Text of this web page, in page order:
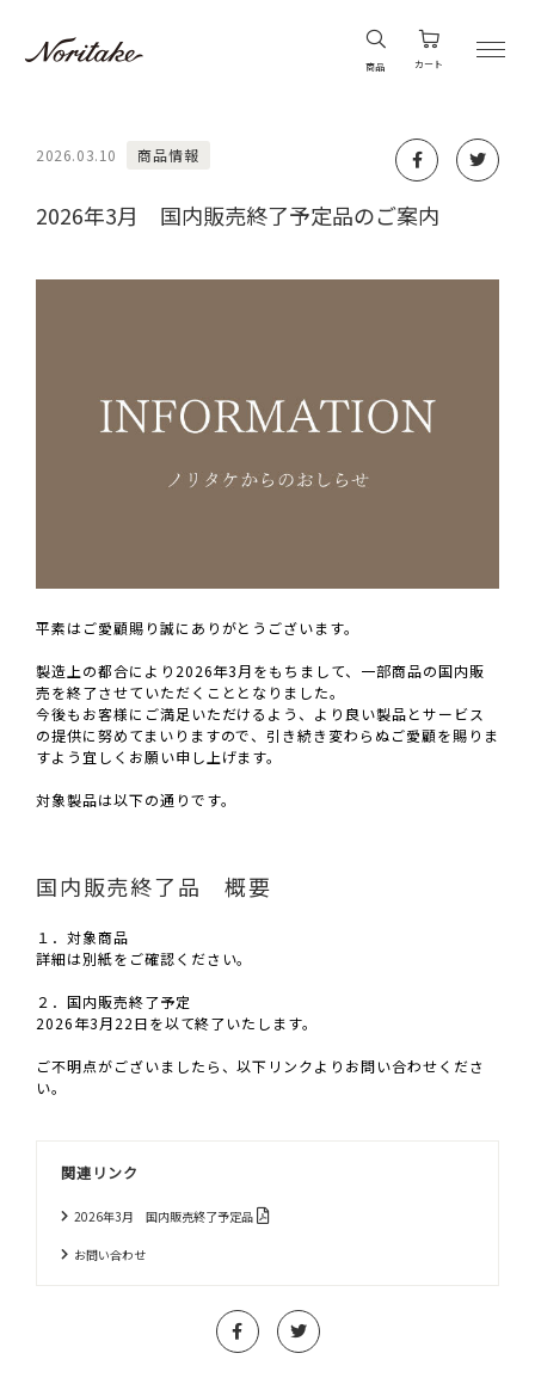
商品 カート
2026.03.10 商品情報
2026年3月 国内販売終了予定品のご案内
平素はご愛顧賜り誠にありがとうございます。
製造上の都合により2026年3月をもちまして、一部商品の国内販
売を終了させていただくこととなりました。
今後もお客様にご満足いただけるよう、より良い製品とサービス
の提供に努めてまいりますので、引き続き変わらぬご愛顧を賜りま
すよう宜しくお願い申し上げます。
対象製品は以下の通りです。
国内販売終了品 概要
１．対象商品
詳細は別紙をご確認ください。
２．国内販売終了予定
2026年3月22日を以て終了いたします。
ご不明点がございましたら、以下リンクよりお問い合わせくださ
い。
関連リンク
2026年3月 国内販売終了予定品
お問い合わせ